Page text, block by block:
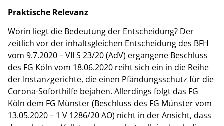
Praktische Relevanz
Worin liegt die Bedeutung der Entscheidung? Der
zeitlich vor der inhaltsgleichen Entscheidung des BFH
vom 9.7.2020 – VII S 23/20 (AdV) ergangene Beschluss
des FG Köln vom 18.06.2020 reiht sich ein in die Reihe
der Instanzgerichte, die einen Pfändungsschutz für die
Corona-Soforthilfe bejahen. Allerdings folgt das FG
Köln dem FG Münster (Beschluss des FG Münster vom
13.05.2020 – 1 V 1286/20 AO) nicht in der Ansicht, dass